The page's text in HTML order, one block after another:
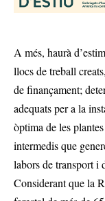
A més, haurà
llocs de treball
de finançament;
adequats per a la
òptima de les
intermedis que
labors de transport i
Considerant que la